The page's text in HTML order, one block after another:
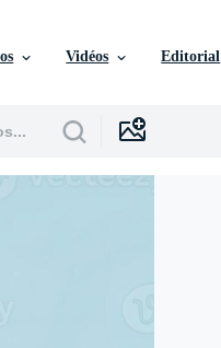
Vidéos Editorial